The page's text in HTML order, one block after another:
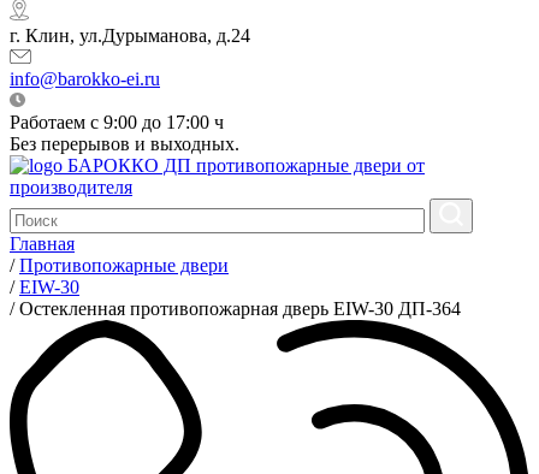
г. Клин, ул.Дурыманова, д.24
info@barokko-ei.ru
Работаем с 9:00 до 17:00 ч
Без перерывов и выходных.
БАРОККО ДП противопожарные двери от
производителя
Главная
/ Противопожарные двери
/ EIW-30
/ Остекленная противопожарная дверь EIW-30 ДП-364